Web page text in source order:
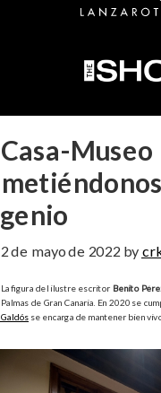
Casa-Museo
genio
2 de mayo de 2022 by
La figura del ilustre escritor Benito
Palmas de Gran Canaria. En 2020 se
Galdós se encarga de mantener bien